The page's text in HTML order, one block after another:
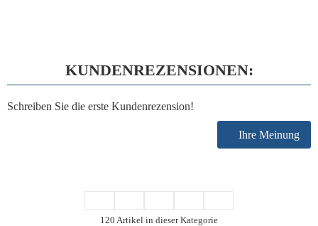
KUNDENREZENSIONEN:
Schreiben Sie die erste Kundenrezension!
Ihre Meinung
120 Artikel in dieser Kategorie